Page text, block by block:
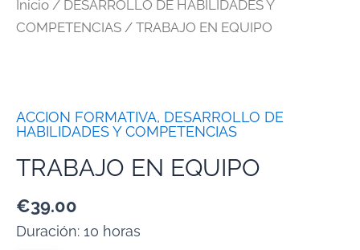
Inicio / DESARROLLO DE HABILIDADES Y
COMPETENCIAS / TRABAJO EN EQUIPO
ACCION FORMATIVA, DESARROLLO DE
HABILIDADES Y COMPETENCIAS
TRABAJO EN EQUIPO
€39.00
Duración: 10 horas